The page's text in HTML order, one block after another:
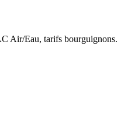
Air/Eau, tarifs bourguignons.